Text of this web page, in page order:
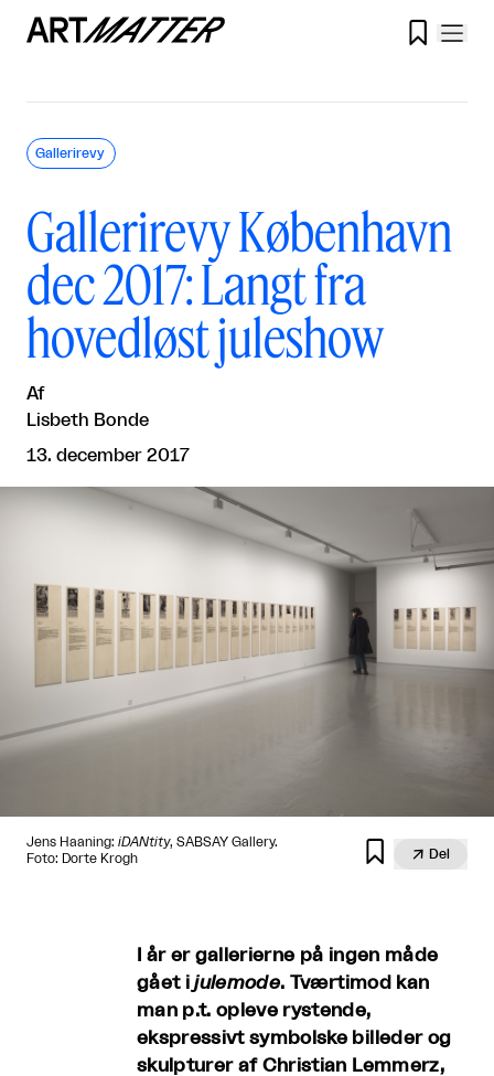

Gallerirevy København
dec 2017: Langt fra
hovedløst juleshow
Af
Lisbeth Bonde
13. december 2017
Gallerirevy
Jens Haaning: iDANtity, SABSAY Gallery.
Foto: Dorte Krogh
  Del
I år er gallerierne på ingen måde
gået ijulemode. Tværtimod kan
man p.t. opleve rystende,
ekspressivt symbolske billeder og
skulpturer af Christian Lemmerz,